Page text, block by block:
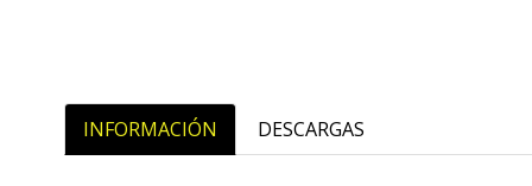
INFORMACIÓN DESCARGAS